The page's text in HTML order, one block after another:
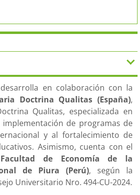
en colaboración con la
Doctrina Qualitas (España),
Qualitas, especializada en
implementación de programas de
y al fortalecimiento de
Asimismo, cuenta con el
Facultad de Economía de la
de Piura (Perú), según la
Universitario Nro. 494-CU-2024.